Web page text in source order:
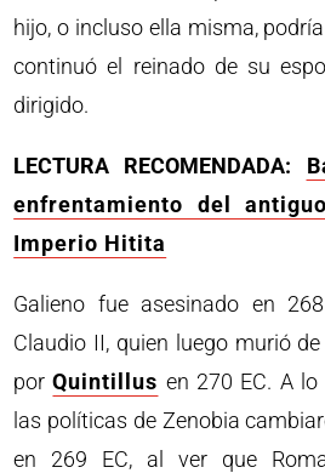
hijo, o incluso ella misma,
continuó el reinado de su
dirigido.
LECTURA RECOMENDADA:
enfrentamiento del
Imperio Hitita
Galieno fue asesinado en
Claudio II, quien luego murió
porQuintillus en 270 EC. A
las políticas de Zenobia
en 269 EC, al ver que